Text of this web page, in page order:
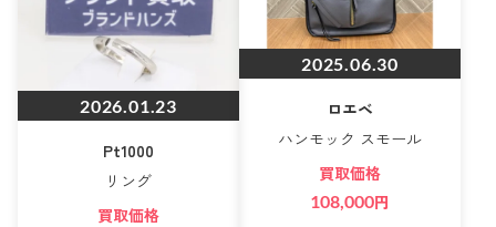
2026.01.23
Pt1000
リング
買取価格
2025.06.30
ロエベ
ハンモック スモール
買取価格
108,000円